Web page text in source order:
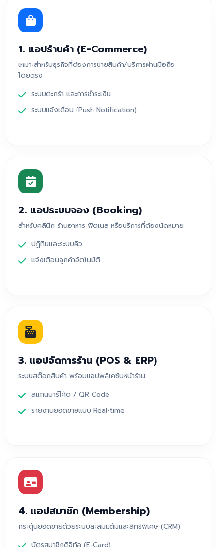
1. แอปร้านค้า (E-Commerce)
เหมาะสำหรับธุรกิจที่ต้องการขายสินค้า/บริการผ่านมือถือ
โดยตรง
ระบบตะกร้า และการชำระเงิน
ระบบแจ้งเตือน (Push Notification)
2. แอประบบจอง (Booking)
สำหรับคลินิก ร้านอาหาร ฟิตเนส หรือบริการที่ต้องนัดหมาย
ปฏิทินและระบบคิว
แจ้งเตือนลูกค้าอัตโนมัติ
3. แอปจัดการร้าน (POS & ERP)
ระบบสต๊อกสินค้า พร้อมแอปพลิเคชันหน้าร้าน
สแกนบาร์โค้ด / QR Code
รายงานยอดขายแบบ Real-time
4. แอปสมาชิก (Membership)
กระตุ้นยอดขายด้วยระบบสะสมแต้มและสิทธิพิเศษ (CRM)
บัตรสมาชิกดิจิทัล (E-Card)